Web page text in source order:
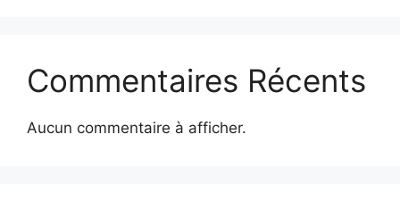
Commentaires Récents
Aucun commentaire à afficher.